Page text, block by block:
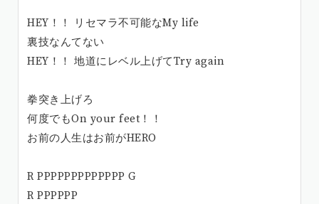
HEY！！ リセマラ不可能なMy life
裏技なんてない
HEY！！ 地道にレベル上げてTry again
拳突き上げろ
何度でもOn your feet！！
お前の人生はお前がHERO
R PPPPPPPPPPPPP G
R PPPPPP